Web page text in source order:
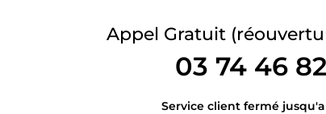
Appel Gratuit
03 74 46
Service client fermé